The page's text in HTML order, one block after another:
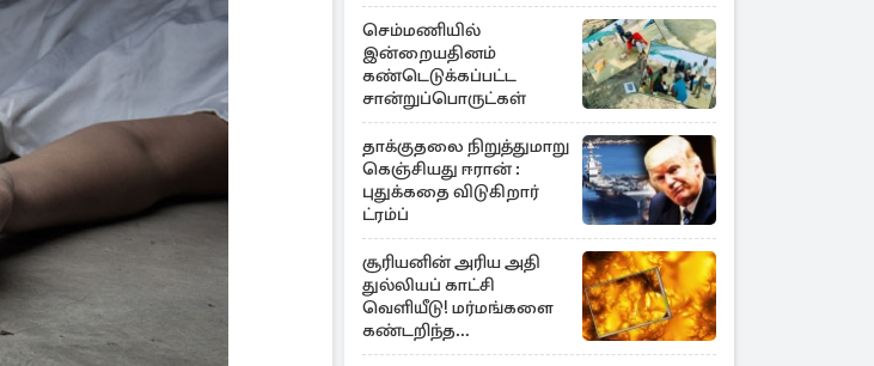
தப்பியது உக்ரைன்
விமானம்
செம்மணியில்
இன்றையதினம்
கண்டெடுக்கப்பட்ட
சான்றுப்பொருட்கள்
தாக்குதலை நிறுத்துமாறு
கெஞ்சியது ஈரான் :
புதுக்கதை விடுகிறார்
ட்ரம்ப்
சூரியனின் அரிய அதி
துல்லியப் காட்சி
வெளியீடு! மர்மங்களை
கண்டறிந்த
விஞ்ஞானிகள்